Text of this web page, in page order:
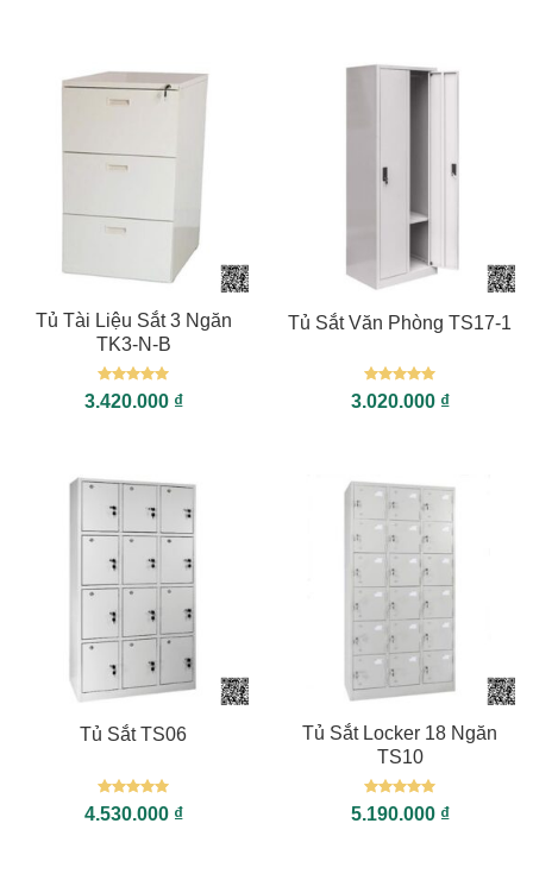
Tủ Tài Liệu Sắt 3 Ngăn
TK3-N-B
Được xếp
hạng55
3.420.000 ₫
Tủ Sắt Văn Phòng TS17-1
Được xếp
hạng55
3.020.000 ₫
Tủ Sắt TS06
Được xếp
hạng55
4.530.000 ₫
Tủ Sắt Locker 18 Ngăn
TS10
Được xếp
hạng55
5.190.000 ₫